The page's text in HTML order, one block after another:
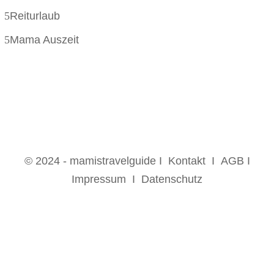
Reiturlaub
Mama Auszeit
© 2024 - mamistravelguide I KontaktI AGB I
Impressum I Datenschutz